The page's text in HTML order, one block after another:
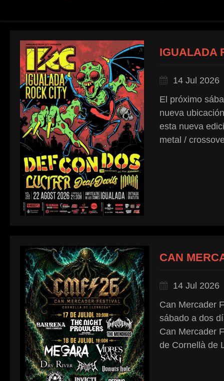
IGUALADA
14 Jul 2026
El próximo
nueva
esta nueva
metal /
CAN
14 Jul 2026
Can Mercader
sábado a dos
Can Mercader
de Cornellà de